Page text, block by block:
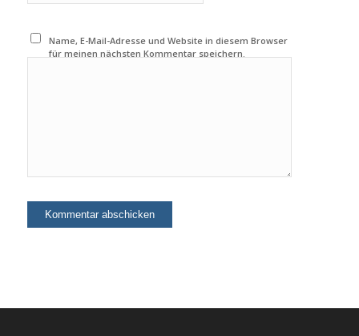
Name, E-Mail-Adresse und Website in diesem Browser
für meinen nächsten Kommentar speichern.